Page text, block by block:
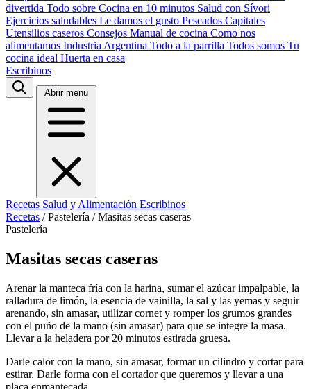
divertida Todo sobre Cocina en 10 minutos Salud con Sívori
Ejercicios saludables Le damos el gusto Pescados Capitales
Utensilios caseros Consejos Manual de cocina Como nos
alimentamos Industria Argentina Todo a la parrilla Todos somos Tu
cocina ideal Huerta en casa
Escribinos
Abrir menu
Recetas Salud y Alimentación Escribinos
Recetas / Pastelería / Masitas secas caseras
Pastelería
Masitas secas caseras
Arenar la manteca fría con la harina, sumar el azúcar impalpable, la
ralladura de limón, la esencia de vainilla, la sal y las yemas y seguir
arenando, sin amasar, utilizar cornet y romper los grumos grandes
con el puño de la mano (sin amasar) para que se integre la masa.
Llevar a la heladera por 20 minutos estirada gruesa.
Darle calor con la mano, sin amasar, formar un cilindro y cortar para
estirar. Darle forma con el cortador que queremos y llevar a una
placa enmantecada.